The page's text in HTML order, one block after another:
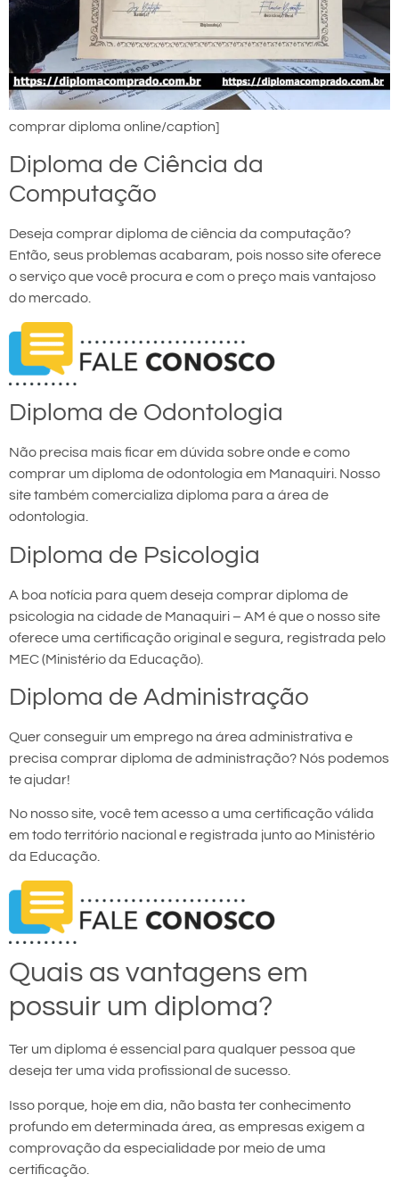
comprar diploma online/caption]
Diploma de Ciência da
Computação
Deseja comprar diploma de ciência da computação?
Então, seus problemas acabaram, pois nosso site oferece
o serviço que você procura e com o preço mais vantajoso
do mercado.
Diploma de Odontologia
Não precisa mais ficar em dúvida sobre onde e como
comprar um diploma de odontologia em Manaquiri. Nosso
site também comercializa diploma para a área de
odontologia.
Diploma de Psicologia
A boa notícia para quem deseja comprar diploma de
psicologia na cidade de Manaquiri – AM é que o nosso site
oferece uma certificação original e segura, registrada pelo
MEC (Ministério da Educação).
Diploma de Administração
Quer conseguir um emprego na área administrativa e
precisa comprar diploma de administração? Nós podemos
te ajudar!
No nosso site, você tem acesso a uma certificação válida
em todo território nacional e registrada junto ao Ministério
da Educação.
Quais as vantagens em
possuir um diploma?
Ter um diploma é essencial para qualquer pessoa que
deseja ter uma vida profissional de sucesso.
Isso porque, hoje em dia, não basta ter conhecimento
profundo em determinada área, as empresas exigem a
comprovação da especialidade por meio de uma
certificação.